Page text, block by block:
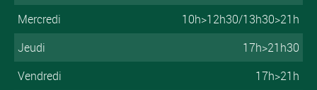
Mercredi
10h>12h30/13h30>21h
Jeudi
17h>21h30
Vendredi
17h>21h